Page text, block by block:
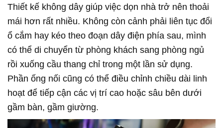
Thiết kế không dây giúp việc dọn nhà trở nên thoải
mái hơn rất nhiều. Không còn cảnh phải liên tục đổi
ổ cắm hay kéo theo đoạn dây điện phía sau, mình
có thể di chuyển từ phòng khách sang phòng ngủ
rồi xuống cầu thang chỉ trong một lần sử dụng.
Phần ống nối cũng có thể điều chỉnh chiều dài linh
hoạt để tiếp cận các vị trí cao hoặc sâu bên dưới
gầm bàn, gầm giường.